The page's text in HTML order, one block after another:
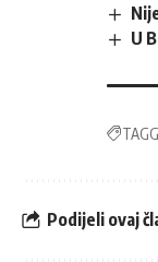
U
Podijeli ovaj